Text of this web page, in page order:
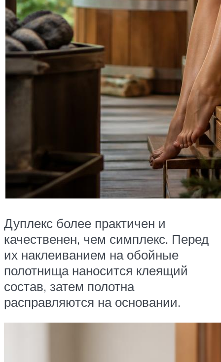
Дуплекс более практичен и
качественен, чем симплекс. Перед
их наклеиванием на обойные
полотнища наносится клеящий
состав, затем полотна
расправляются на основании.